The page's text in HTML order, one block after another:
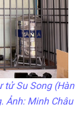
tử Su Song (Hàn
Ảnh: Minh Châu